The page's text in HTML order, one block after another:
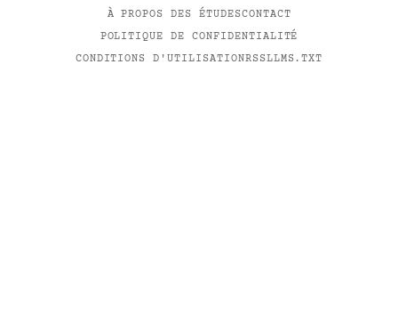
À PROPOS DES ÉTUDESCONTACT
POLITIQUE DE CONFIDENTIALITÉ
CONDITIONS D'UTILISATIONRSSLLMS.TXT